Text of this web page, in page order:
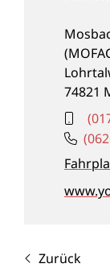
74821
(062
(01
Zurück